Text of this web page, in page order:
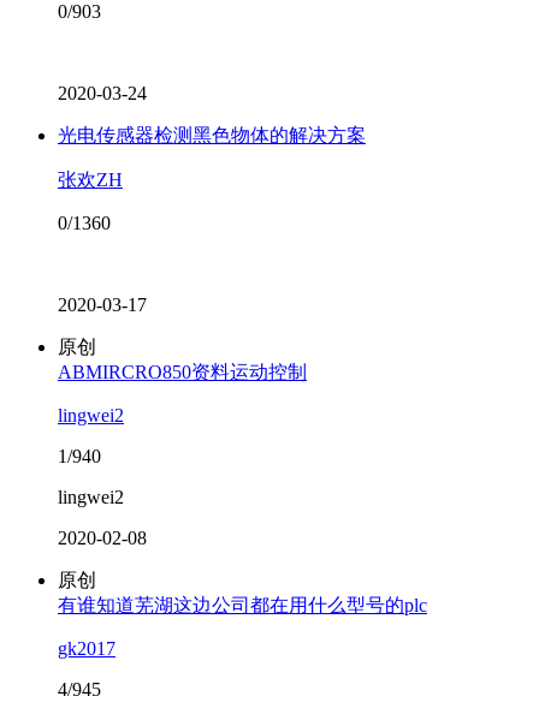
0/903
2020-03-24
光电传感器检测黑色物体的解决方案
张欢ZH
0/1360
2020-03-17
原创
ABMIRCRO850资料运动控制
lingwei2
1/940
lingwei2
2020-02-08
原创
有谁知道芜湖这边公司都在用什么型号的plc
gk2017
4/945